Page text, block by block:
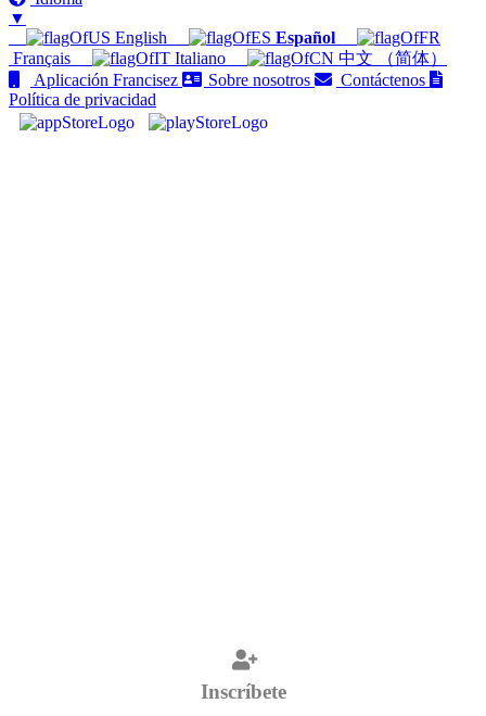
▼
English
Español
Français
Italiano
中文 （简体）
Aplicación Francisez
Sobre nosotros
Contáctenos
Política de privacidad
Inscríbete